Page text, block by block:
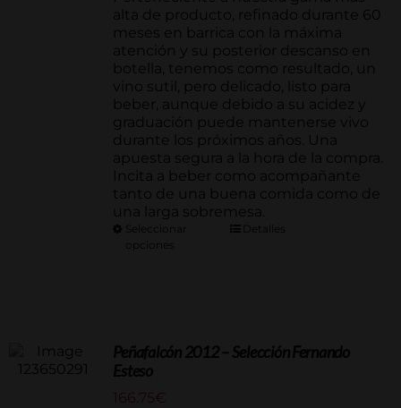
alta de producto, refinado durante 60
meses en barrica con la máxima
atención y su posterior descanso en
botella, tenemos como resultado, un
vino sutil, pero delicado, listo para
beber, aunque debido a su acidez y
graduación puede mantenerse vivo
durante los próximos años. Una
apuesta segura a la hora de la compra.
Incita a beber como acompañante
tanto de una buena comida como de
una larga sobremesa.
Seleccionar
opciones
Detalles
Peñafalcón 2012 – Selección Fernando
Esteso
166.75€